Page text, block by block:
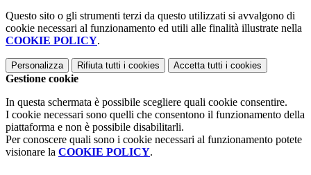
Questo sito o gli strumenti terzi da questo utilizzati si avvalgono di
cookie necessari al funzionamento ed utili alle finalità illustrate nella
COOKIE POLICY.
Personalizza Rifiuta tutti i cookies Accetta tutti i cookies
Gestione cookie
In questa schermata è possibile scegliere quali cookie consentire.
I cookie necessari sono quelli che consentono il funzionamento della
piattaforma e non è possibile disabilitarli.
Per conoscere quali sono i cookie necessari al funzionamento potete
visionare la COOKIE POLICY.